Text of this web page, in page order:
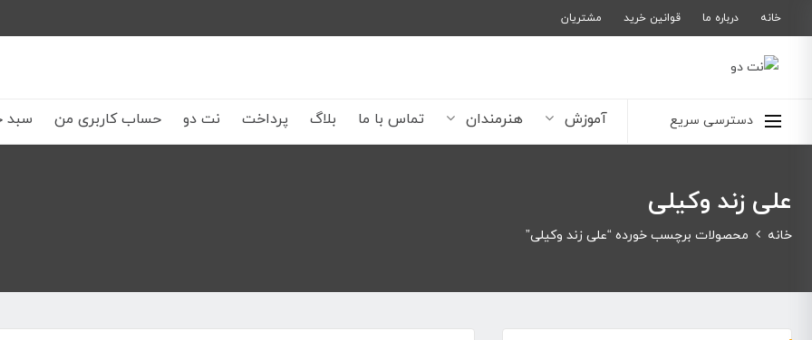
خانه درباره ما قوانین خرید مشتریان
دسترسی سریع آموزش هنرمندان تماس با ما بلاگ پرداخت نت دو حساب کاربری من سبد
علی زند وکیلی
خانه محصولات برچسب خورده “علی زند وکیلی”